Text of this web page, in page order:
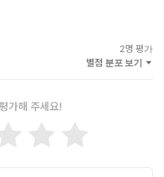
2명 평가
별점 분포 보기
가해 주세요!